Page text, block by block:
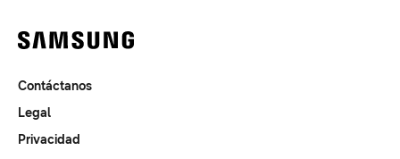
Contáctanos
Legal
Privacidad